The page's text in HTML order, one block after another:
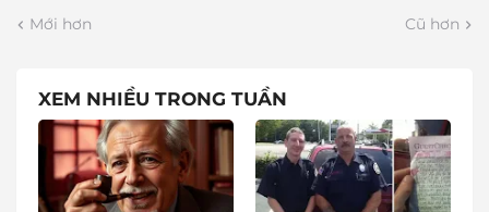
Mới hơn Cũ hơn
XEM NHIỀU TRONG TUẦN